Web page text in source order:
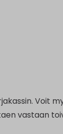
Voit
vastaan